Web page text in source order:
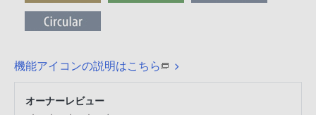
機能アイコンの説明はこちら
オーナーレビュー